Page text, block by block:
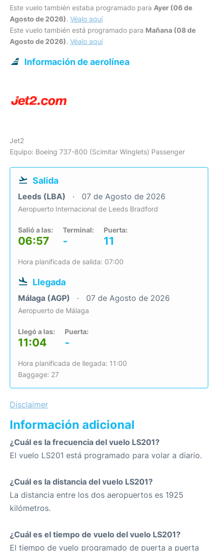
Este vuelo también estaba programado para Ayer (06 de
Agosto de 2026). Véalo aquí
Este vuelo también está programado para Mañana (08 de
Agosto de 2026). Véalo aquí
Información de aerolínea
Jet2
Equipo: Boeing 737-800 (Scimitar Winglets) Passenger
Salida
Leeds (LBA) 07 de Agosto de 2026
Aeropuerto Internacional de Leeds Bradford
Salió a las:
06:57
Terminal:
-
Puerta:
11
Hora planificada de salida: 07:00
Llegada
Málaga (AGP) 07 de Agosto de 2026
Aeropuerto de Málaga
Llegó a las:
11:04
Puerta:
-
Hora planificada de llegada: 11:00
Baggage: 27
Disclaimer
Información adicional
¿Cuál es la frecuencia del vuelo LS201?
El vuelo LS201 está programado para volar a diario.
¿Cuál es la distancia del vuelo LS201?
La distancia entre los dos aeropuertos es 1925
kilómetros.
¿Cuál es el tiempo de vuelo del vuelo LS201?
El tiempo de vuelo programado de puerta a puerta